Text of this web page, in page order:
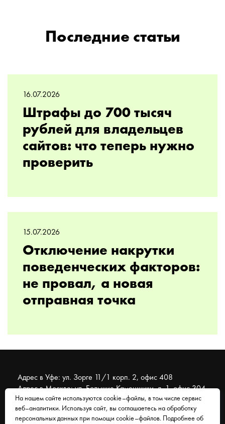
Последние статьи
16.07.2026
Штрафы до 700 тысяч
рублей для владельцев
сайтов: что теперь нужно
проверить
15.07.2026
Отключение накрутки
поведенческих факторов:
не провал, а новая
отправная точка
Адрес в Уфе: ул. Зорге 11/1 корп. 2, офис 408
Адрес в Москве: ул. Большие Каменщики, д. 1, офис 304
© 2007 - 2026 Муравейник. SEO-продвижение, реклама,
На нашем сайте используются cookie–файлы, в том числе сервис
веб–аналитики. Используя сайт, вы соглашаетесь на обработку
персональных данных при помощи cookie–файлов. Подробнее об